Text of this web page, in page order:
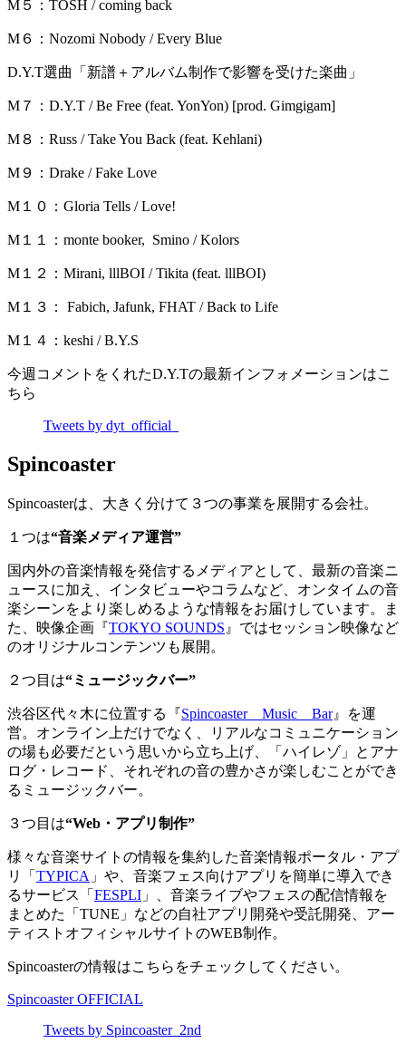
M５：TOSH / coming back
M６：Nozomi Nobody / Every Blue
D.Y.T選曲「新譜＋アルバム制作で影響を受けた楽曲」
M７：D.Y.T / Be Free (feat. YonYon) [prod. Gimgigam]
M８：Russ / Take You Back (feat. Kehlani)
M９：Drake / Fake Love
M１０：Gloria Tells / Love!
M１１：monte booker, Smino / Kolors
M１２：Mirani, lllBOI / Tikita (feat. lllBOI)
M１３： Fabich, Jafunk, FHAT / Back to Life
M１４：keshi / B.Y.S
今週コメントをくれたD.Y.Tの最新インフォメーションはこ
ちら
Tweets by dyt_official_
Spincoaster
Spincoasterは、大きく分けて３つの事業を展開する会社。
１つは“音楽メディア運営”
国内外の音楽情報を発信するメディアとして、最新の音楽ニ
ュースに加え、インタビューやコラムなど、オンタイムの音
楽シーンをより楽しめるような情報をお届けしています。ま
た、映像企画『TOKYO SOUNDS 』ではセッション映像など
のオリジナルコンテンツも展開。
２つ目は“ミュージックバー”
渋谷区代々木に位置する『Spincoaster Music Bar』を運
営。オンライン上だけでなく、リアルなコミュニケーション
の場も必要だという思いから立ち上げ、「ハイレゾ」とアナ
ログ・レコード、それぞれの音の豊かさが楽しむことができ
るミュージックバー。
３つ目は“Web・アプリ制作”
様々な音楽サイトの情報を集約した音楽情報ポータル・アプ
リ「 TYPICA 」や、音楽フェス向けアプリを簡単に導入でき
るサービス「 FESPLI 」、音楽ライブやフェスの配信情報を
まとめた「TUNE」などの自社アプリ開発や受託開発、アー
ティストオフィシャルサイトのWEB制作。
Spincoasterの情報はこちらをチェックしてください。
Spincoaster OFFICIAL
Tweets by Spincoaster_2nd